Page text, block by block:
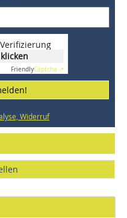
FriendlyCaptcha ⇗
Widerruf